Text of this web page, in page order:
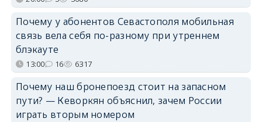
Почему у абонентов Севастополя мобильная
связь вела себя по-разному при утреннем
блэкауте
13:00 16 6317
Почему наш бронепоезд стоит на запасном
пути? — Кеворкян объяснил, зачем России
играть вторым номером